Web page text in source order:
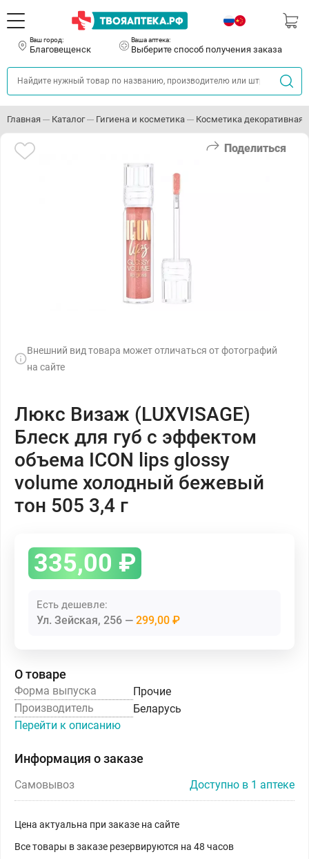
Ваш город:
Благовещенск
Ваша аптека:
Выберите способ получения заказа
Главная Каталог Гигиена и косметика Косметика декоративная
Поделиться
Внешний вид товара может отличаться от фотографий
на сайте
Люкс Визаж (LUXVISAGE)
Блеск для губ с эффектом
объема ICON lips glossy
volume холодный бежевый
тон 505 3,4 г
335,00 ₽
Есть дешевле:
Ул. Зейская, 256 299,00 ₽
О товаре
Форма выпуска
Прочие
Производитель
Беларусь
Перейти к описанию
Информация о заказе
Самовывоз Доступно в 1 аптеке
Цена актуальна при заказе на сайте
Все товары в заказе резервируются на 48 часов